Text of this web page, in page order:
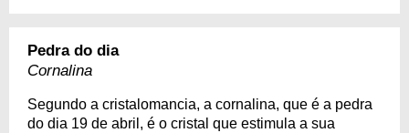
Pedra do dia
Cornalina
Segundo a cristalomancia, a cornalina, que é a pedra
do dia 19 de abril, é o cristal que estimula a sua